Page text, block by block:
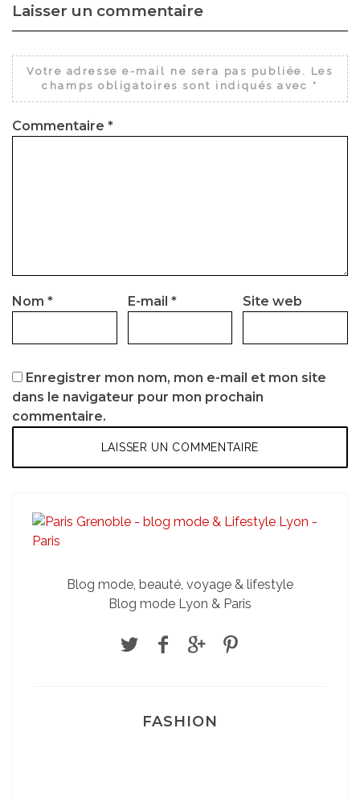
Laisser un commentaire
Votre adresse e-mail ne sera pas publiée.
Les
champs obligatoires sont indiqués avec *
Commentaire *
Nom * E-mail * Site web
Enregistrer mon nom, mon e-mail et mon site
dans le navigateur pour mon prochain
commentaire.
Blog mode, beauté, voyage & lifestyle
Blog mode Lyon & Paris
FASHION